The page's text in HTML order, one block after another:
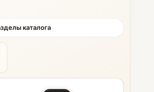
каталога